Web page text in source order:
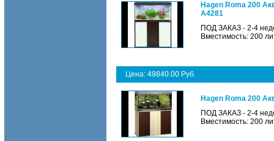
Hagen Roma 200
A4281
ПОД ЗАКАЗ - 2-4
Вместимость: 200
Цена: 49840.00 Руб.
Hagen Roma 200
ПОД ЗАКАЗ - 2-4
Вместимость: 200